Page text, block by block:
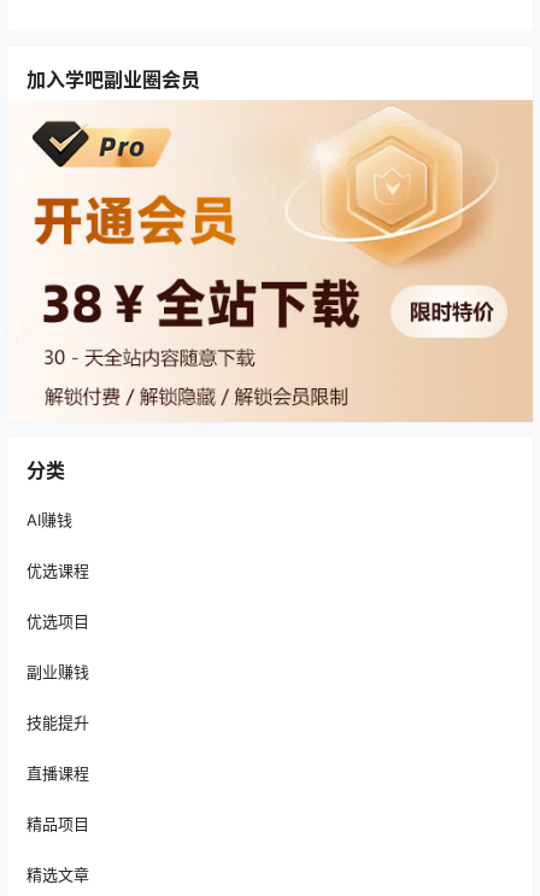
加入学吧副业圈会员
分类
AI赚钱
优选课程
优选项目
副业赚钱
技能提升
直播课程
精品项目
精选文章